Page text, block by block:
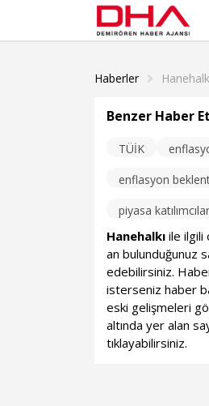
Haberler
Benzer Haber
TÜİK
enflasyon
piyasa
Hanehalkı ile ilgili
an bulunduğunuz
edebilirsiniz.
isterseniz haber
eski gelişmeleri
altında yer alan
tıklayabilirsiniz.